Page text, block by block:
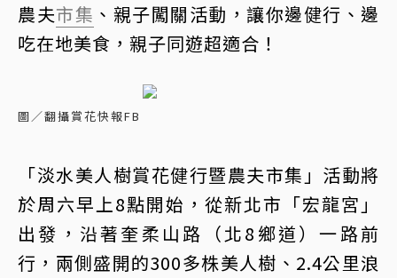
農夫市集 、親子闖關活動，讓你邊健行、邊
吃在地美食，親子同遊超適合！
圖／翻攝賞花快報FB
「淡水美人樹賞花健行暨農夫市集」活動將
於周六早上8點開始，從新北市「宏龍宮」
出發，沿著奎柔山路（北8鄉道）一路前
行，兩側盛開的300多株美人樹、2.4公里浪